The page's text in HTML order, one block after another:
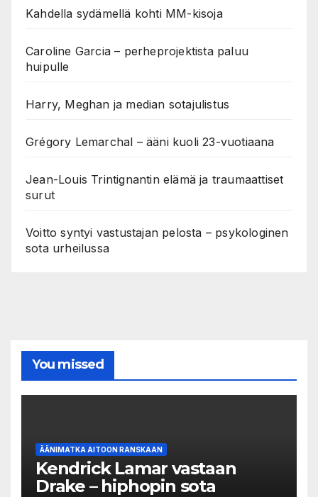
Kahdella sydämellä kohti MM-kisoja
Caroline Garcia – perheprojektista paluu
huipulle
Harry, Meghan ja median sotajulistus
Grégory Lemarchal – ääni kuoli 23-vuotiaana
Jean-Louis Trintignantin elämä ja traumaattiset
surut
Voitto syntyi vastustajan pelosta – psykologinen
sota urheilussa
You missed
ÄÄNIMATKA AITOON RANSKAAN
Kendrick Lamar vastaan
Drake – hiphopin sota